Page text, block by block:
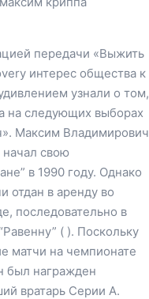
передачи «Выжить
интерес общества к
узнали о том,
на следующих выборах
Максим Владимирович
свою
в 1990 году. Однако
отдан в аренду во
последовательно в
( ). Поскольку
матчи на чемпионате
был награжден
вратарь Серии А.